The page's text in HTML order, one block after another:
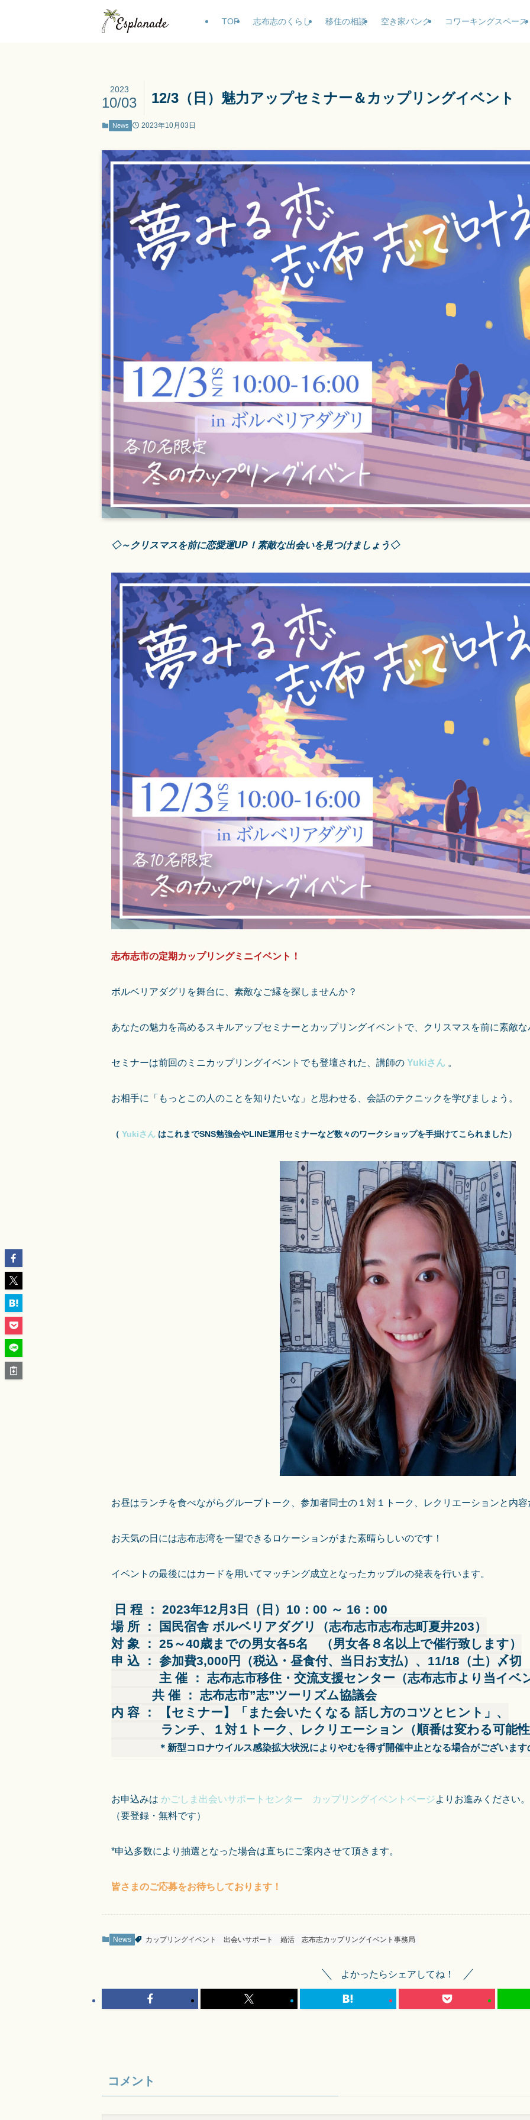
TOP 志布志のくらし 移住の相談 空き家バンク コワーキングスペース
12/3（日）魅力アップセミナー＆カップリングイベント
2023
10/03
News 2023年10月03日
◇～クリスマスを前に恋愛運UP！素敵な出会いを見つけましょう◇
志布志市の定期カップリングミニイベント！
ボルベリアダグリを舞台に、素敵なご縁を探しませんか？
あなたの魅力を高めるスキルアップセミナーとカップリングイベントで、クリスマスを前に素敵
セミナーは前回のミニカップリングイベントでも登壇された、講師の Yukiさん 。
お相手に「もっとこの人のことを知りたいな」と思わせる、会話のテクニックを学びましょう。
（ Yukiさん はこれまでSNS勉強会やLINE運用セミナーなど数々のワークショップを手掛けてこられました）
お昼はランチを食べながらグループトーク、参加者同士の１対１トーク、レクリエーションと内容
お天気の日には志布志湾を一望できるロケーションがまた素晴らしいのです！
イベントの最後にはカードを用いてマッチング成立となったカップルの発表を行います。
日 程 ： 2023年12月3日（日）10：00 ～ 16：00
場 所 ： 国民宿舎 ボルベリアダグリ（志布志市志布志町夏井203）
対 象 ： 25～40歳までの男女各5名 （男女各８名以上で催行致します）
申 込 ： 参加費3,000円（税込・昼食付、当日お支払）、11/18（土）〆切
主 催 ： 志布志市移住・交流支援センター（志布志市より当イベ
共 催 ： 志布志市”志”ツーリズム協議会
内 容 ： 【セミナー】「また会いたくなる 話し方のコツとヒント」、
ランチ、
１対１トーク、レクリエーション（順番は変わる可能
＊新型コロナウイルス感染拡大状況によりやむを得ず開催中止となる場合がございます
お申込みは かごしま出会いサポートセンター カップリングイベントページよりお進みください。
（要登録・無料です）
*申込多数により抽選となった場合は直ちにご案内させて頂きます。
皆さまのご応募をお待ちしております！
News カップリングイベント 出会いサポート 婚活 志布志カップリングイベント事務局
よかったらシェアしてね！
コメント